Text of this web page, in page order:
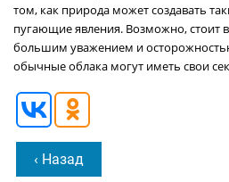
том, как природа может создавать
пугающие явления. Возможно, стоит
большим уважением и
обычные облака могут иметь свои
‹ Назад